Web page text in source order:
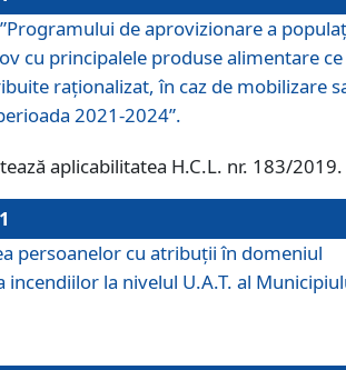
de aprovizionare a
cu principalele produse alimentare ce
raționalizat, în caz de mobilizare
2021-2024”.
aplicabilitatea H.C.L. nr. 183/2019.
persoanelor cu atribuții în domeniul
la nivelul U.A.T. al